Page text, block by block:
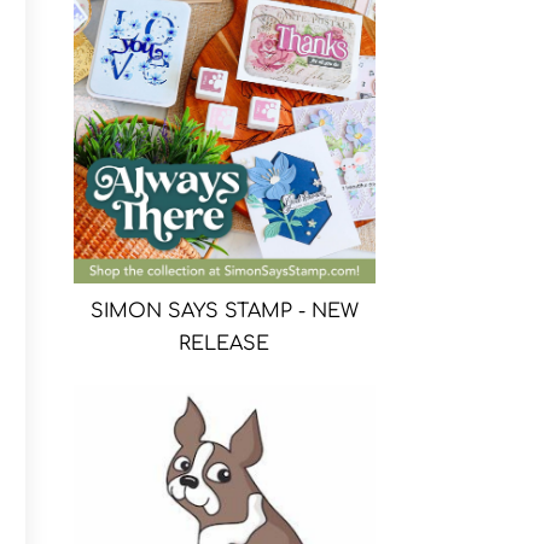
SIMON SAYS STAMP - NEW
RELEASE